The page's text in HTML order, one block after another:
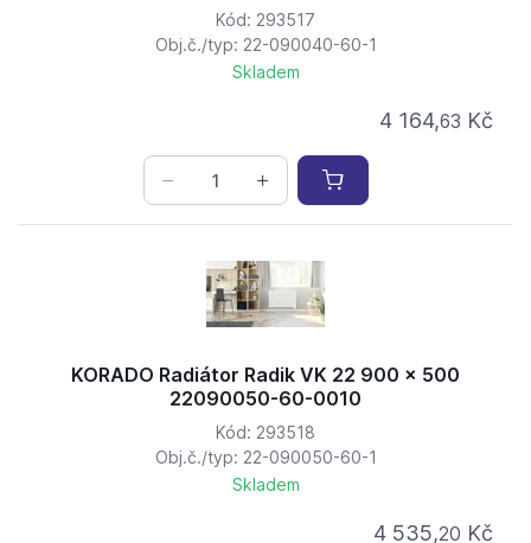
Kód: 293517
Obj.č./typ: 22-090040-60-1
Skladem
4 164,63 Kč
KORADO Radiátor Radik VK 22 900 x 500
22090050-60-0010
Kód: 293518
Obj.č./typ: 22-090050-60-1
Skladem
4 535,20 Kč